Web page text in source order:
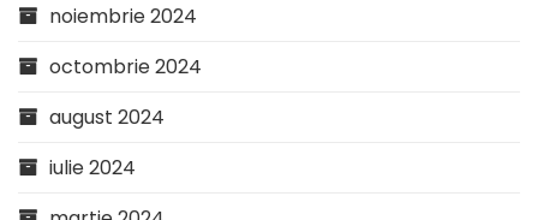
noiembrie 2024
octombrie 2024
august 2024
iulie 2024